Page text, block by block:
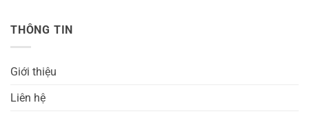
THÔNG TIN
Giới thiệu
Liên hệ